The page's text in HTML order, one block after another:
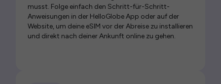
musst. Folge einfach den Schritt-für-Schritt-
Anweisungen in der HelloGlobe App oder auf der
Website, um deine eSIM vor der Abreise zu installieren
und direkt nach deiner Ankunft online zu gehen.